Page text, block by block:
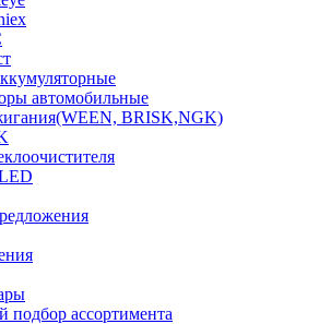
автомобильные
BRISK,NGK)
подбор ассортимента